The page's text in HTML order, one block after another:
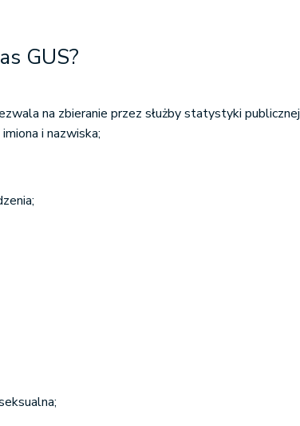
GUS?
na zbieranie przez służby statystyki publicznej
i nazwiska;